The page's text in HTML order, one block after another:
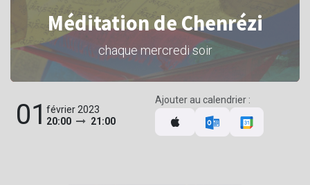
Méditation de Chenrézi
chaque mercredi soir
01 février 2023
20:00
21:00
Ajouter au calendrier :